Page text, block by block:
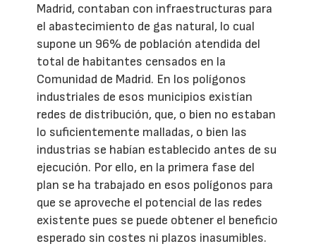
Madrid, contaban con infraestructuras para
el abastecimiento de gas natural, lo cual
supone un 96% de población atendida del
total de habitantes censados en la
Comunidad de Madrid. En los polígonos
industriales de esos municipios existían
redes de distribución, que, o bien no estaban
lo suficientemente malladas, o bien las
industrias se habían establecido antes de su
ejecución. Por ello, en la primera fase del
plan se ha trabajado en esos polígonos para
que se aproveche el potencial de las redes
existente pues se puede obtener el beneficio
esperado sin costes ni plazos inasumibles.